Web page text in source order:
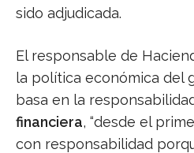
sido adjudicada.
El responsable de
la política económica del
basa en la
financiera, “desde el
con responsabilidad